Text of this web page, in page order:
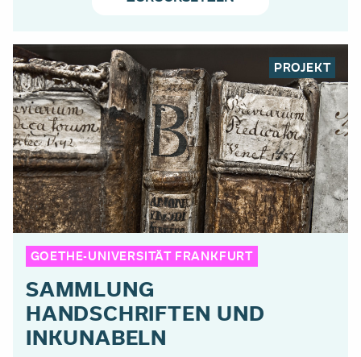
PROJEKT
GOETHE-UNIVERSITÄT FRANKFURT
SAMMLUNG
HANDSCHRIFTEN UND
INKUNABELN